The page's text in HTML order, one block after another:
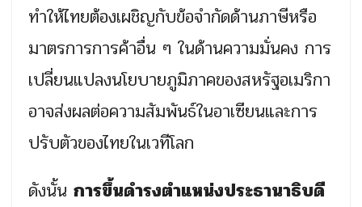
ทำให้ไทยต้องเผชิญกับข้อจำกัดด้านภาษีหรือ
มาตรการการค้าอื่น ๆ ในด้านความมั่นคง การ
เปลี่ยนแปลงนโยบายภูมิภาคของสหรัฐอเมริกา
อาจส่งผลต่อความสัมพันธ์ในอาเซียนและการ
ปรับตัวของไทยในเวทีโลก
ดังนั้น การขึ้นดำรงตำแหน่งประธานาธิบดี